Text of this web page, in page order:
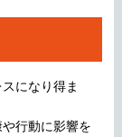
になり得ま
行動に影響を